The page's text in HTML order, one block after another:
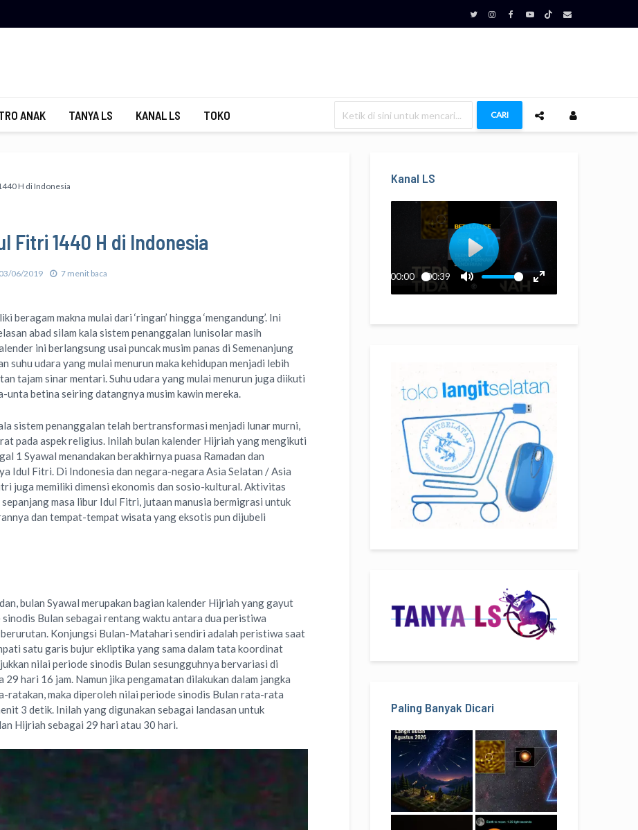
ANAK TANYA LS KANAL LS TOKO CARI
H di Indonesia
Fitri 1440 H di Indonesia
03/06/2019 7 menit baca
beragam makna mulai dari ‘ringan’ hingga ‘mengandung’. Ini
abad silam kala sistem penanggalan lunisolar masih
ini berlangsung usai puncak musim panas di Semenanjung
suhu udara yang mulai menurun maka kehidupan menjadi lebih
tajam sinar mentari. Suhu udara yang mulai menurun juga diikuti
unta betina seiring datangnya musim kawin mereka.
sistem penanggalan telah bertransformasi menjadi lunar murni,
pada aspek religius. Inilah bulan kalender Hijriah yang mengikuti
1 Syawal menandakan berakhirnya puasa Ramadan dan
Idul Fitri. Di Indonesia dan negara-negara Asia Selatan / Asia
juga memiliki dimensi ekonomis dan sosio-kultural. Aktivitas
masa libur Idul Fitri, jutaan manusia bermigrasi untuk
dan tempat-tempat wisata yang eksotis pun dijubeli
bulan Syawal merupakan bagian kalender Hijriah yang gayut
Bulan sebagai rentang waktu antara dua peristiwa
Konjungsi Bulan-Matahari sendiri adalah peristiwa saat
satu garis bujur ekliptika yang sama dalam tata koordinat
nilai periode sinodis Bulan sesungguhnya bervariasi di
hari 16 jam. Namun jika pengamatan dilakukan dalam jangka
ratakan, maka diperoleh nilai periode sinodis Bulan rata-rata
3 detik. Inilah yang digunakan sebagai landasan untuk
Hijriah sebagai 29 hari atau 30 hari.
Kanal LS
Paling Banyak Dicari